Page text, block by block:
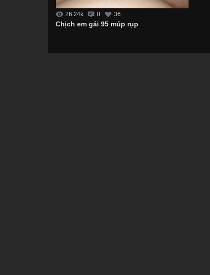
26.24k 0 36
Chịch em gái 95 múp rụp